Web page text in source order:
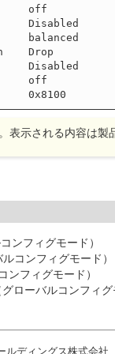
off
Disabled
balanced
Drop
Disabled
off
表示される内容は
ンフィグモード）
ルコンフィグモード）
ンフィグモード）
グローバルコンフィグ
ルディングス株式会社